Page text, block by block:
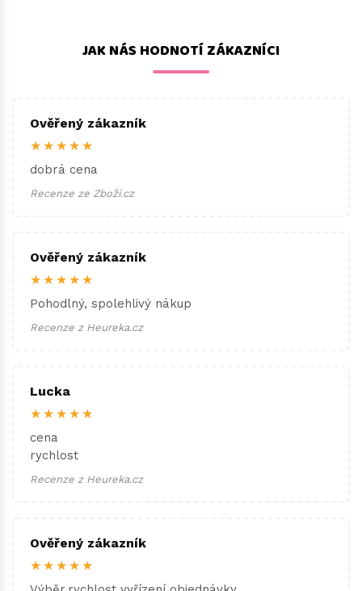
JAK NÁS HODNOTÍ ZÁKAZNÍCI
Ověřený zákazník
★★★★★
dobrá cena
Recenze ze Zboží.cz
Ověřený zákazník
★★★★★
Pohodlný, spolehlivý nákup
Recenze z Heureka.cz
Lucka
★★★★★
cena
rychlost
Recenze z Heureka.cz
Ověřený zákazník
★★★★★